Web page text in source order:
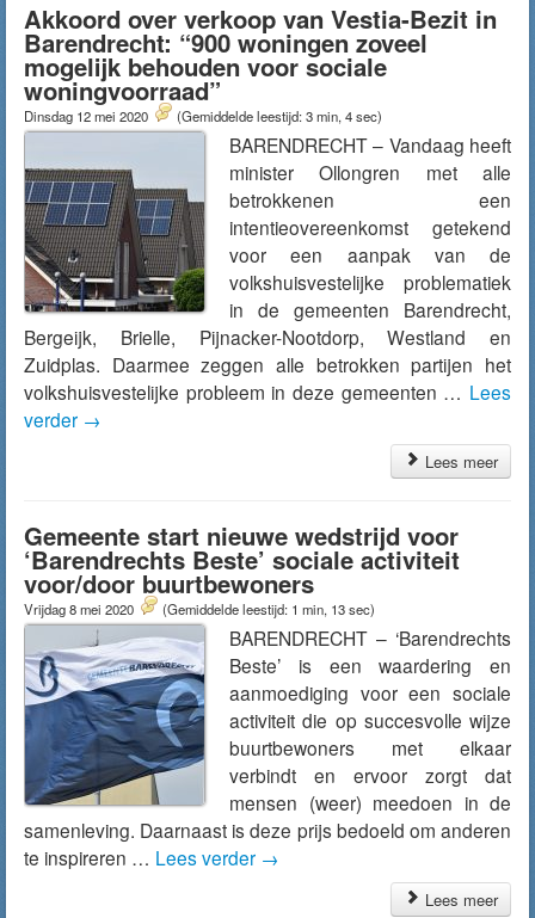
Akkoord over verkoop van Vestia-Bezit in
Barendrecht: “900 woningen zoveel
mogelijk behouden voor sociale
woningvoorraad”
Dinsdag 12 mei 2020 (Gemiddelde leestijd: 3 min, 4 sec)
BARENDRECHT – Vandaag heeft
minister Ollongren met alle
betrokkenen een
intentieovereenkomst getekend
voor een aanpak van de
volkshuisvestelijke problematiek
in de gemeenten Barendrecht,
Bergeijk, Brielle, Pijnacker-Nootdorp, Westland en
Zuidplas. Daarmee zeggen alle betrokken partijen het
volkshuisvestelijke probleem in deze gemeenten … Lees
verder →
Lees meer
Gemeente start nieuwe wedstrijd voor
‘Barendrechts Beste’ sociale activiteit
voor/door buurtbewoners
Vrijdag 8 mei 2020 (Gemiddelde leestijd: 1 min, 13 sec)
BARENDRECHT – ‘Barendrechts
Beste’ is een waardering en
aanmoediging voor een sociale
activiteit die op succesvolle wijze
buurtbewoners met elkaar
verbindt en ervoor zorgt dat
mensen (weer) meedoen in de
samenleving. Daarnaast is deze prijs bedoeld om anderen
te inspireren … Lees verder →
Lees meer